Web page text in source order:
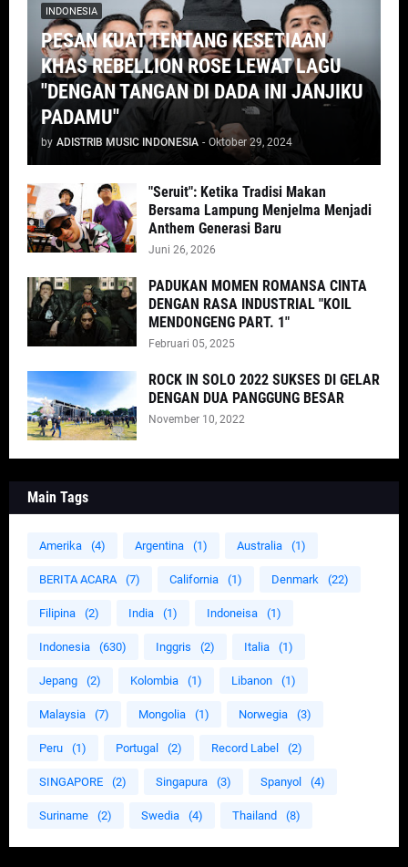
INDONESIA
PESAN KUAT TENTANG KESETIAAN
KHAS REBELLION ROSE LEWAT LAGU
"DENGAN TANGAN DI DADA INI JANJIKU
PADAMU"
by ADISTRIB MUSIC INDONESIA - Oktober 29, 2024
"Seruit": Ketika Tradisi Makan
Bersama Lampung Menjelma Menjadi
Anthem Generasi Baru
Juni 26, 2026
PADUKAN MOMEN ROMANSA CINTA
DENGAN RASA INDUSTRIAL "KOIL
MENDONGENG PART. 1"
Februari 05, 2025
ROCK IN SOLO 2022 SUKSES DI GELAR
DENGAN DUA PANGGUNG BESAR
November 10, 2022
Main Tags
Amerika (4) Argentina (1) Australia (1)
BERITA ACARA (7) California (1) Denmark (22)
Filipina (2) India (1) Indoneisa (1)
Indonesia (630) Inggris (2) Italia (1)
Jepang (2) Kolombia (1) Libanon (1)
Malaysia (7) Mongolia (1) Norwegia (3)
Peru (1) Portugal (2) Record Label (2)
SINGAPORE (2) Singapura (3) Spanyol (4)
Suriname (2) Swedia (4) Thailand (8)